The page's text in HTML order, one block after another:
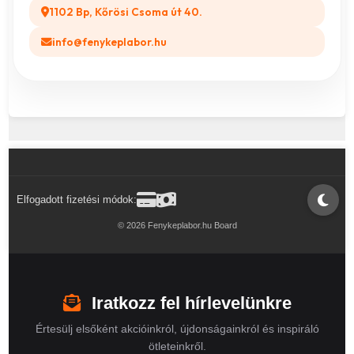
1102 Bp, Kőrösi Csoma út 40.
info@fenykeplabor.hu
Elfogadott fizetési módok:
© 2026 Fenykeplabor.hu Board
Iratkozz fel hírlevelünkre
Értesülj elsőként akcióinkról, újdonságainkról és inspiráló
ötleteinkről.